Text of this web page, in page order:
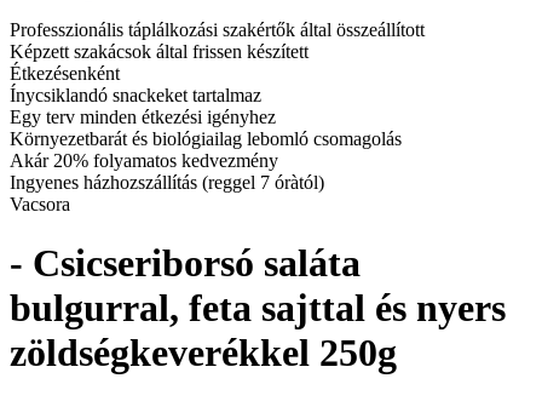
Professzionális táplálkozási szakértők által összeállított
Képzett szakácsok által frissen készített
Étkezésenként
Ínycsiklandó snackeket tartalmaz
Egy terv minden étkezési igényhez
Környezetbarát és biológiailag lebomló csomagolás
Akár 20% folyamatos kedvezmény
Ingyenes házhozszállítás (reggel 7 óràtól)
Vacsora
- Csicseriborsó saláta
bulgurral, feta sajttal és nyers
zöldségkeverékkel 250g